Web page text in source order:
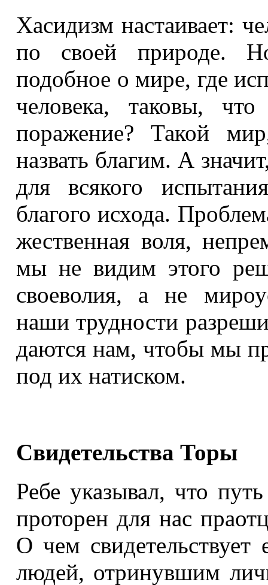
Хасидизм настаивает:
по своей природе.
подобное о мире, где
человека, таковы,
поражение? Такой
назвать благим. А
для всякого
благого исхода.
жественная воля,
мы не видим этого
своеволия, а не
наши трудности
даются нам, чтобы мы
под их натиском.
Свидетельства Торы
Ребе указывал, что
проторен для нас
О чем
людей, отринувшим